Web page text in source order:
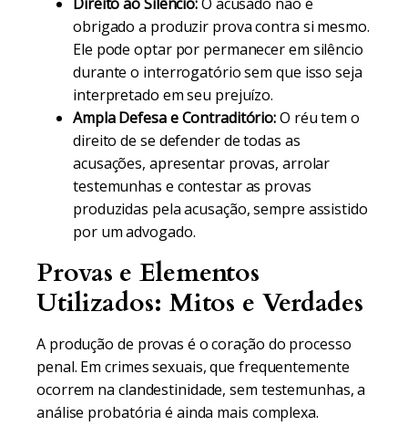
obrigado a produzir prova contra si mesmo.
Ele pode optar por permanecer em silêncio
durante o interrogatório sem que isso seja
interpretado em seu prejuízo.
Ampla Defesa e Contraditório:O réu tem o
direito de se defender de todas as
acusações, apresentar provas, arrolar
testemunhas e contestar as provas
produzidas pela acusação, sempre assistido
por um advogado.
Provas e Elementos
Utilizados: Mitos e Verdades
A produção de provas é o coração do processo
penal. Em crimes sexuais, que frequentemente
ocorrem na clandestinidade, sem testemunhas, a
análise probatória é ainda mais complexa.